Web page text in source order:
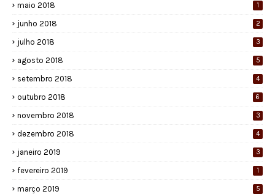
maio 2018 1
junho 2018 2
julho 2018 3
agosto 2018 5
setembro 2018 4
outubro 2018 6
novembro 2018 3
dezembro 2018 4
janeiro 2019 3
fevereiro 2019 1
março 2019 5